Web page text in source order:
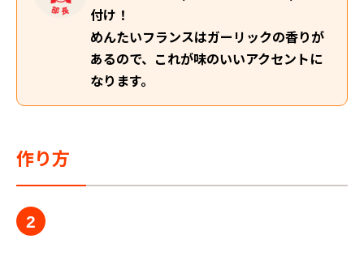
付け！
めんたいフランスはガーリックの香りが
あるので、これが味のいいアクセントに
なります。
作り方
2